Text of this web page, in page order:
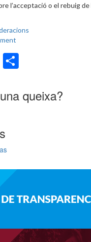
l’acceptació o el rebuig de
WhatsApp
queixa?